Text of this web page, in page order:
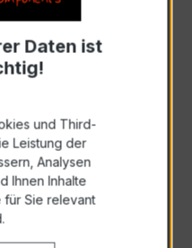
Daten ist
und Third-
Leistung der
Analysen
Ihnen Inhalte
Sie relevant